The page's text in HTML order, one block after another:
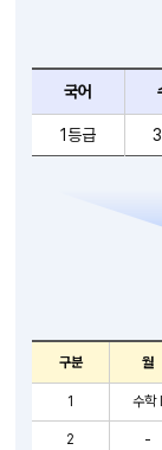
국어
1등급
구분 월
1 수학 I
2 -